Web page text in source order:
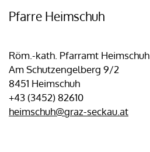
Pfarre Heimschuh
Röm.-kath. Pfarramt Heimschuh
Am Schutzengelberg 9/2
8451 Heimschuh
+43 (3452) 82610
heimschuh@graz-seckau.at